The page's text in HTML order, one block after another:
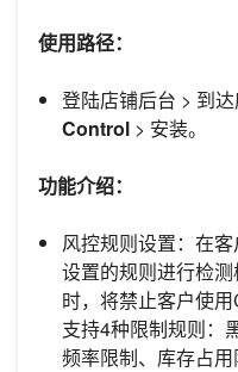
使用路径：
登陆店铺后台 > 到
Control > 安装。
功能介绍：
风控规则设置：在
设置的规则进行检
时，将禁止客户使
支持4种限制规则：
频率限制、库存占用